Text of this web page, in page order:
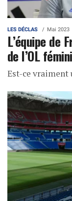
LES DÉCLAS Mai 2023
L’équipe de
de l’OL
Est-ce